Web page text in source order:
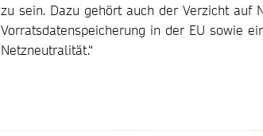
zu sein. Dazu gehört auch der Verzicht auf
Vorratsdatenspeicherung in der EU sowie
Netzneutralität.“